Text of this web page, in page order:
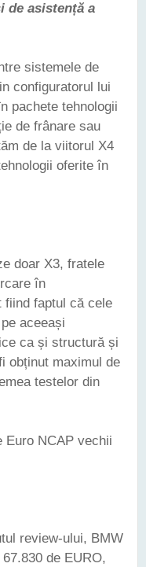
de asistență a
sistemele de
configuratorul lui
pachete tehnologii
de frânare sau
de la viitorul X4
oferite în
doar X3, fratele
în
fiind faptul că cele
aceeași
ca și structură și
obținut maximul de
testelor din
Euro NCAP vechii
review-ului, BMW
de EURO,